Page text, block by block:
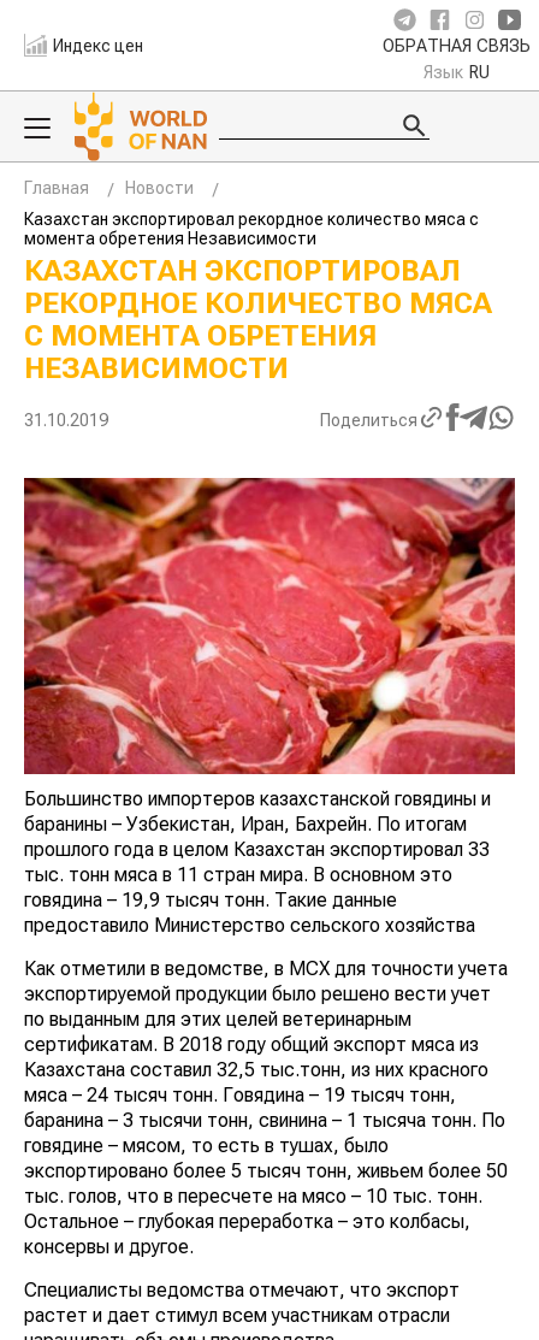
Индекс цен ОБРАТНАЯ СВЯЗЬ
Язык RU
Главная
Новости
Казахстан экспортировал рекордное количество мяса с
момента обретения Независимости
КАЗАХСТАН ЭКСПОРТИРОВАЛ
РЕКОРДНОЕ КОЛИЧЕСТВО МЯСА
С МОМЕНТА ОБРЕТЕНИЯ
НЕЗАВИСИМОСТИ
31.10.2019 Поделиться
Большинство импортеров казахстанской говядины и
баранины – Узбекистан, Иран, Бахрейн. По итогам
прошлого года в целом Казахстан экспортировал 33
тыс. тонн мяса в 11 стран мира. В основном это
говядина – 19,9 тысяч тонн. Такие данные
предоставило Министерство сельского хозяйства
Как отметили в ведомстве, в МСХ для точности учета
экспортируемой продукции было решено вести учет
по выданным для этих целей ветеринарным
сертификатам. В 2018 году общий экспорт мяса из
Казахстана составил 32,5 тыс.тонн, из них красного
мяса – 24 тысяч тонн. Говядина – 19 тысяч тонн,
баранина – 3 тысячи тонн, свинина – 1 тысяча тонн. По
говядине – мясом, то есть в тушах, было
экспортировано более 5 тысяч тонн, живьем более 50
тыс. голов, что в пересчете на мясо – 10 тыс. тонн.
Остальное – глубокая переработка – это колбасы,
консервы и другое.
Специалисты ведомства отмечают, что экспорт
растет и дает стимул всем участникам отрасли